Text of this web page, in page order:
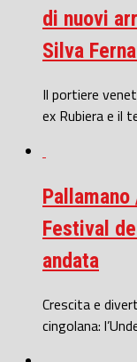
di nuovi
Silva
Il portiere
ex Rubiera e il
Festival
andata
Crescita e
cingolana: